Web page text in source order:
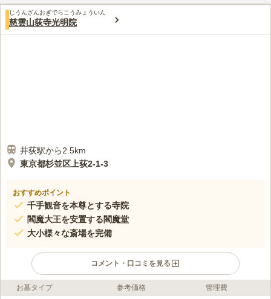
50代男性
最寄り駅には花屋があり、お墓参りに行くにはスーパーがあるの
でろうそく、お供え物を購入するには便利です。
じうんざんおぎでらこうみょういん
慈雲山荻寺光明院
井荻駅から2.5km
東京都杉並区上荻2-1-3
おすすめポイント
千手観音を本尊とする寺院
閻魔大王を安置する閻魔堂
大小様々な斎場を完備
コメント・口コミを見る
口コミ評価
お墓タイプ 参考価格 管理費